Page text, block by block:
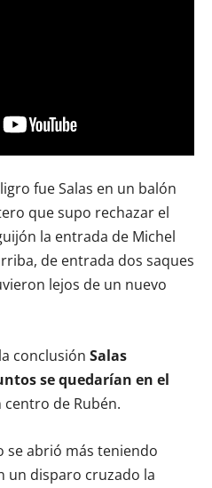
fue Salas en un balón
que supo rechazar el
la entrada de Michel
de entrada dos saques
lejos de un nuevo
conclusión Salas
se quedarían en el
de Rubén.
se abrió más teniendo
un disparo cruzado la